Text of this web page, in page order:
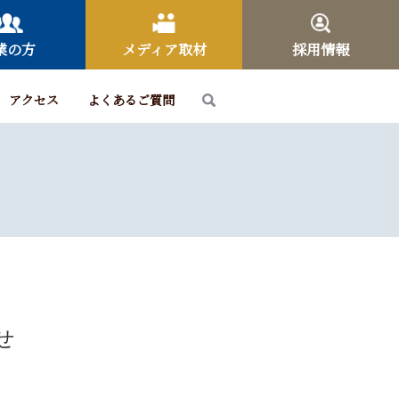
の方 メディア取材 採用情報
アクセス よくあるご質問